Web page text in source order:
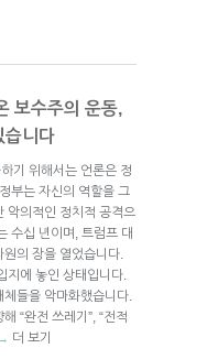
보수주의 운동,
습니다
기 위해서는 언론은 정
부는 자신의 역할을 그
악의적인 정치적 공격으
수십 년이며, 트럼프 대
의 장을 열었습니다.
지에 놓인 상태입니다.
들을 악마화했습니다.
“완전 쓰레기”, “전적
→ 더 보기